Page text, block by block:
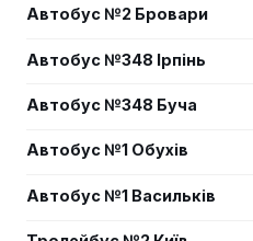
Автобус №2 Бровари
Автобус №348 Ірпінь
Автобус №348 Буча
Автобус №1 Обухів
Автобус №1 Васильків